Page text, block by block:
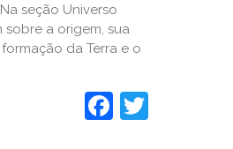
seção Universo
sobre a origem, sua
da Terra e o